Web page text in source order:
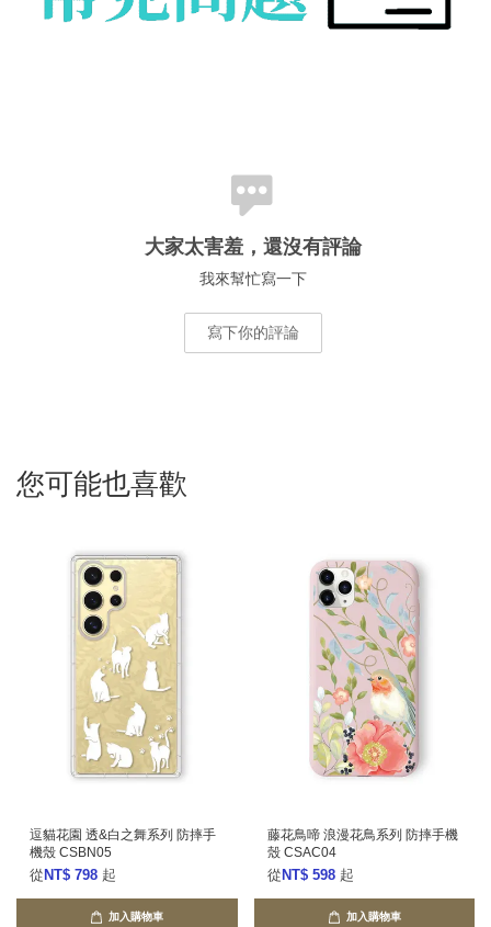
大家太害羞，還沒有評論
我來幫忙寫一下
寫下你的評論
您可能也喜歡
逗貓花園 透&白之舞系列 防摔手
機殼 CSBN05
從 NT$ 798 起
加入購物車
藤花鳥啼 浪漫花鳥系列 防摔手機
殼 CSAC04
從 NT$ 598 起
加入購物車